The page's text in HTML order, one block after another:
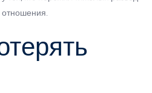
отношения.